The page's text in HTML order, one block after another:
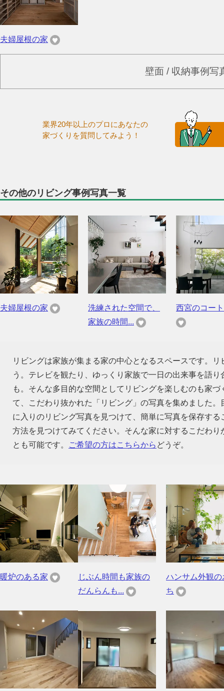
夫婦屋根の家
壁面 / 収納事例写
業界20年以上のプロにあなたの
家づくりを質問してみよう！
その他のリビング事例写真一覧
夫婦屋根の家
洗練された空間で、
家族の時間...
西宮のコー
リビングは家族が集まる家の中心となるスペースです。
う。テレビを観たり、ゆっくり家族で一日の出来事を語
も。そんな多目的な空間としてリビングを楽しむのも家
て、こだわり抜かれた「リビング」の写真を集めました
に入りのリビング写真を見つけて、簡単に写真を保存す
方法を見つけてみてください。そんな家に対するこだわ
とも可能です。
ご希望の方はこちらから どうぞ。
暖炉のある家
じぶん時間も家族の
だんらんも...
ハンサム外観の
ち